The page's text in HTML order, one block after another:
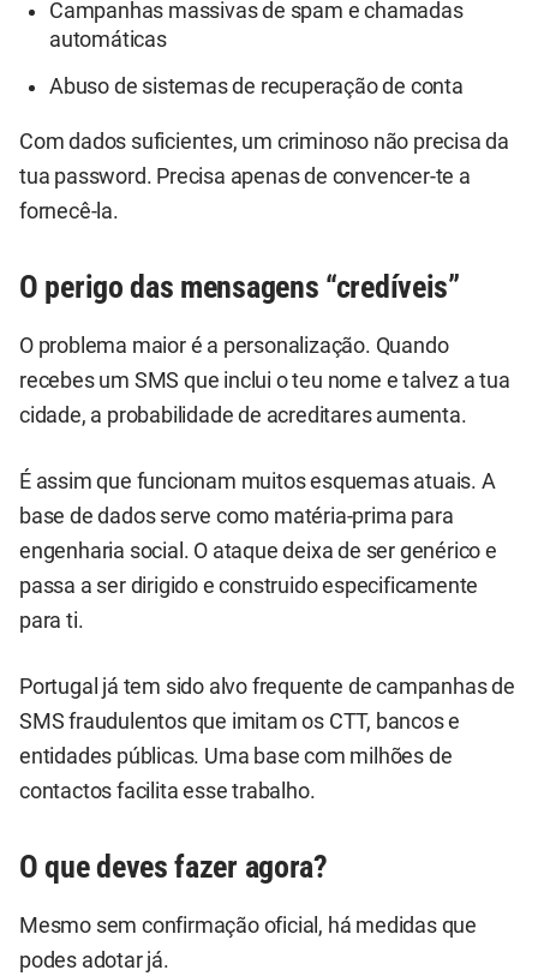
Campanhas massivas de spam e chamadas
automáticas
Abuso de sistemas de recuperação de conta
Com dados suficientes, um criminoso não precisa da
tua password. Precisa apenas de convencer-te a
fornecê-la.
O perigo das mensagens “credíveis”
O problema maior é a personalização. Quando
recebes um SMS que inclui o teu nome e talvez a tua
cidade, a probabilidade de acreditares aumenta.
É assim que funcionam muitos esquemas atuais. A
base de dados serve como matéria-prima para
engenharia social. O ataque deixa de ser genérico e
passa a ser dirigido e construido especificamente
para ti.
Portugal já tem sido alvo frequente de campanhas de
SMS fraudulentos que imitam os CTT, bancos e
entidades públicas. Uma base com milhões de
contactos facilita esse trabalho.
O que deves fazer agora?
Mesmo sem confirmação oficial, há medidas que
podes adotar já.